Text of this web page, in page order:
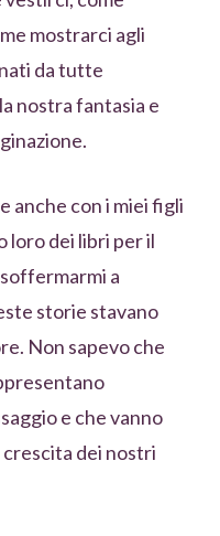
mostrarci agli
da tutte
nostra fantasia e
anche con i miei figli
loro dei libri per il
a
storie stavano
Non sapevo che
e che vanno
dei nostri